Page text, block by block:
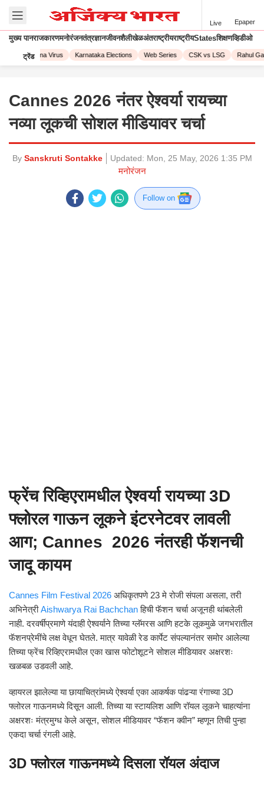
Live Epaper
मुख्य पानराजकारणमनोरंजनतंत्रज्ञानजीवनशैलीखेळअंतराष्ट्रीयराष्ट्रीयStatesशिक्षणव्हिडीओ
ट्रेंड
Corona Virus Karnataka Elections Web Series CSK vs LSG Rahul
Cannes 2026 नंतर ऐश्वर्या रायच्या
नव्या लूकची सोशल मीडियावर चर्चा
By Sanskruti Sontakke Updated: Mon, 25 May, 2026 1:35 PM
मनोरंजन
Follow on
फ्रेंच रिव्हिएरामधील ऐश्वर्या रायच्या 3D
फ्लोरल गाऊन लूकने इंटरनेटवर लावली
आग; Cannes 2026 नंतरही फॅशनची
जादू कायम
Cannes Film Festival 2026 अधिकृतपणे 23 मे रोजी संपला असला, तरी
अभिनेत्रीAishwarya Rai Bachchanहिची फॅशन चर्चा अजूनही थांबलेली
नाही. दरवर्षीप्रमाणे यंदाही ऐश्वर्याने तिच्या ग्लॅमरस आणि हटके लूकमुळे जगभरातील
फॅशनप्रेमींचे लक्ष वेधून घेतले. मात्र यावेळी रेड कार्पेट संपल्यानंतर समोर आलेल्या
तिच्या फ्रेंच रिव्हिएरामधील एका खास फोटोशूटने सोशल मीडियावर अक्षरशः
खळबळ उडवली आहे.
व्हायरल झालेल्या या छायाचित्रांमध्ये ऐश्वर्या एका आकर्षक पांढऱ्या रंगाच्या 3D
फ्लोरल गाऊनमध्ये दिसून आली. तिच्या या स्टायलिश आणि रॉयल लूकने चाहत्यांना
अक्षरशः मंत्रमुग्ध केले असून, सोशल मीडियावर “फॅशन क्वीन” म्हणून तिची पुन्हा
एकदा चर्चा रंगली आहे.
3D फ्लोरल गाऊनमध्ये दिसला रॉयल अंदाज